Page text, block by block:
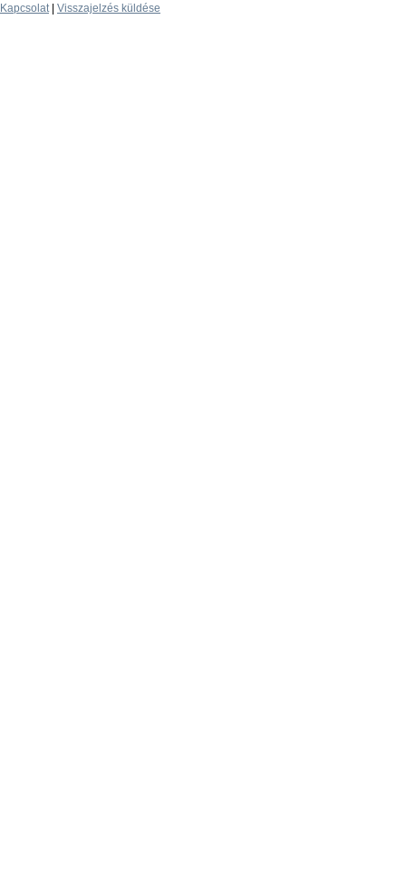
Kapcsolat| Visszajelzés küldése